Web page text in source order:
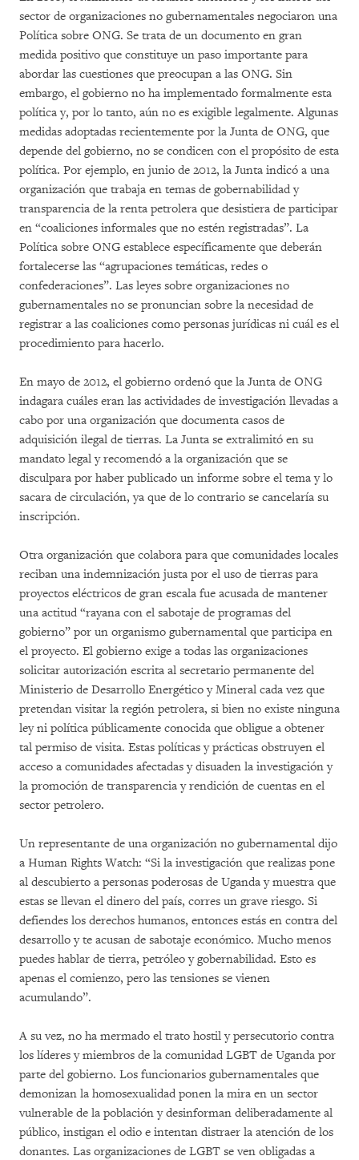
sector de organizaciones no gubernamentales negociaron una
Política sobre ONG. Se trata de un documento en gran
medida positivo que constituye un paso importante para
abordar las cuestiones que preocupan a las ONG. Sin
embargo, el gobierno no ha implementado formalmente esta
política y, por lo tanto, aún no es exigible legalmente. Algunas
medidas adoptadas recientemente por la Junta de ONG, que
depende del gobierno, no se condicen con el propósito de esta
política. Por ejemplo, en junio de 2012, la Junta indicó a una
organización que trabaja en temas de gobernabilidad y
transparencia de la renta petrolera que desistiera de participar
en “coaliciones informales que no estén registradas”. La
Política sobre ONG establece específicamente que deberán
fortalecerse las “agrupaciones temáticas, redes o
confederaciones”. Las leyes sobre organizaciones no
gubernamentales no se pronuncian sobre la necesidad de
registrar a las coaliciones como personas jurídicas ni cuál es el
procedimiento para hacerlo.
En mayo de 2012, el gobierno ordenó que la Junta de ONG
indagara cuáles eran las actividades de investigación llevadas a
cabo por una organización que documenta casos de
adquisición ilegal de tierras. La Junta se extralimitó en su
mandato legal y recomendó a la organización que se
disculpara por haber publicado un informe sobre el tema y lo
sacara de circulación, ya que de lo contrario se cancelaría su
inscripción.
Otra organización que colabora para que comunidades locales
reciban una indemnización justa por el uso de tierras para
proyectos eléctricos de gran escala fue acusada de mantener
una actitud “rayana con el sabotaje de programas del
gobierno” por un organismo gubernamental que participa en
el proyecto. El gobierno exige a todas las organizaciones
solicitar autorización escrita al secretario permanente del
Ministerio de Desarrollo Energético y Mineral cada vez que
pretendan visitar la región petrolera, si bien no existe ninguna
ley ni política públicamente conocida que obligue a obtener
tal permiso de visita. Estas políticas y prácticas obstruyen el
acceso a comunidades afectadas y disuaden la investigación y
la promoción de transparencia y rendición de cuentas en el
sector petrolero.
Un representante de una organización no gubernamental dijo
a Human Rights Watch: “Si la investigación que realizas pone
al descubierto a personas poderosas de Uganda y muestra que
estas se llevan el dinero del país, corres un grave riesgo. Si
defiendes los derechos humanos, entonces estás en contra del
desarrollo y te acusan de sabotaje económico. Mucho menos
puedes hablar de tierra, petróleo y gobernabilidad. Esto es
apenas el comienzo, pero las tensiones se vienen
acumulando”.
A su vez, no ha mermado el trato hostil y persecutorio contra
los líderes y miembros de la comunidad LGBT de Uganda por
parte del gobierno. Los funcionarios gubernamentales que
demonizan la homosexualidad ponen la mira en un sector
vulnerable de la población y desinforman deliberadamente al
público, instigan el odio e intentan distraer la atención de los
donantes. Las organizaciones de LGBT se ven obligadas a